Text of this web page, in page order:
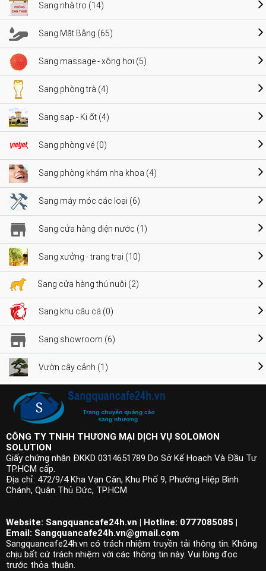
Sang nhà trọ (14)
Sang Mặt Bằng (65)
Sang massage - xông hơi (5)
Sang phòng trà (4)
Sang sạp - Ki ốt (4)
Sang phòng vé (0)
Sang phòng khám nha khoa (4)
Sang máy móc các loại (6)
Sang cửa hàng điện nước (1)
Sang xưởng - trang trại (10)
Sang cửa hàng thú nuôi (2)
Sang khu câu cá (0)
Sang showroom (6)
Vườn cây cảnh (1)
CÔNG TY TNHH THƯƠNG MẠI DỊCH VỤ SOLOMON
SOLUTION
Giấy chứng nhận ĐKKD 0314651789 Do Sở Kế Hoạch Và Đầu Tư
TP.HCM cấp.
Địa chỉ: 472/9/4 Kha Vạn Cân, Khu Phố 9, Phường Hiệp Bình
Chánh, Quận Thủ Đức, TP.HCM
Website: Sangquancafe24h.vn | Hotline: 0777085085 |
Email: Sangquancafe24h.vn@gmail.com
Sangquancafe24h.vn có trách nhiệm truyền tải thông tin. Không
chịu bất cứ trách nhiệm với các thông tin này. Vui lòng đọc
trước thỏa thuận.